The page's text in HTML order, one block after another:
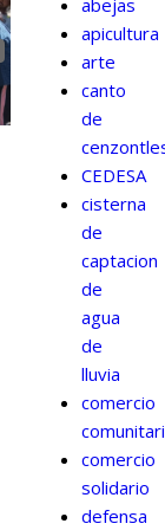
abejas
apicultura
arte
canto
de
CEDESA
cisterna
de
captacion
de
agua
de
lluvia
comercio
comercio
solidario
defensa